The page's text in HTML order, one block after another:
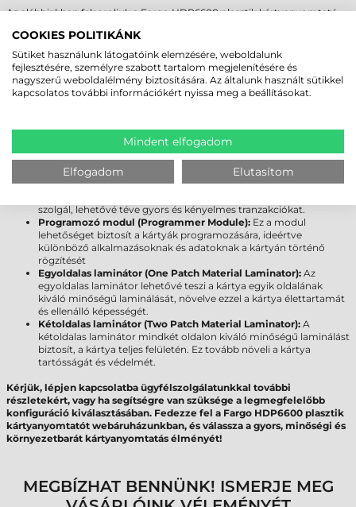
Az alábbiakban felsoroljuk a Fargo HDP6600 plasztik kártyanyomtató
kártya felületének tökéletes egyenletességét, ami
elengedhetetlen a pontos és megbízható kártyanyomtatási
folyamatokhoz.
Mágnescsík kódoló (Magnetic Stripe Encoder):A kártya
használnak.
Érintéses chip kódoló (Contact Chip Encoder):
érintkező chipjének kódolását teszi lehetővé, biztosítva ezzel
további biztonsági és azonosítási funkciókat.
Érintésnélküli chip kódoló (Contactless Encoder):Az
szolgál, lehetővé téve gyors és kényelmes tranzakciókat.
Programozó modul (Programmer Module): Ez a modul
lehetőséget biztosít a kártyák programozására, ideértve
különböző alkalmazásoknak és adatoknak a kártyán történő
rögzítését
Egyoldalas laminátor (One Patch Material Laminator): Az
egyoldalas laminátor lehetővé teszi a kártya egyik oldalának
kiváló minőségű laminálását, növelve ezzel a kártya élettartamát
és ellenálló képességét.
Kétoldalas laminátor (Two Patch Material Laminator): A
kétoldalas laminátor mindkét oldalon kiváló minőségű laminálást
biztosít, a kártya teljes felületén. Ez tovább növeli a kártya
tartósságát és védelmét.
Kérjük, lépjen kapcsolatba ügyfélszolgálatunkkal további
részletekért, vagy ha segítségre van szüksége a legmegfelelőbb
konfiguráció kiválasztásában. Fedezze fel a Fargo HDP6600 plasztik
kártyanyomtatót webáruházunkban, és válassza a gyors, minőségi és
környezetbarát kártyanyomtatás élményét!
MEGBÍZHAT BENNÜNK! ISMERJE MEG
COOKIES POLITIKÁNK
Sütiket használunk látogatóink elemzésére, weboldalunk
fejlesztésére, személyre szabott tartalom megjelenítésére és
nagyszerű weboldalélmény biztosítására. Az általunk használt sütikkel
kapcsolatos további információkért nyissa meg a beállításokat.
Mindent elfogadom
Elfogadom Elutasítom